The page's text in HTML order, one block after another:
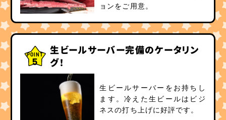
ョンをご用意。
POINT
5
生ビールサーバー完備のケータリン
グ！
生ビールサーバーをお持ちし
ます。冷えた生ビールはビジ
ネスの打ち上げに好評です。